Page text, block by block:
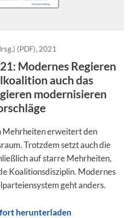
(PDF), 2021
Modernes Regieren
auch das
modernisieren
Mehrheiten erweitert den
Trotzdem setzt auch die
auf starre Mehrheiten,
Koalitionsdisziplin. Modernes
geht anders.
herunterladen